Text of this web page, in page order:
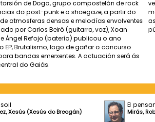
de Dogo, grupo compostelán de rock
do post-punk e o shoegaze, a partir do
atmosferas densas e melodías envolventes
por Carlos Beiró (guitarra, voz), Xoan
Ángel Refojo (batería) publicou o ano
EP, Brutalismo, logo de gañar o concurso
bandas emerxentes. A actuación será ás
do Gaiás.
Xesús (Xesús do Breogán)
El
Mirás,